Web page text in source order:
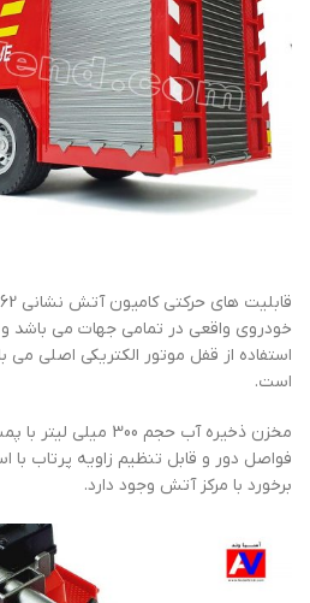
خودروی واقعی در تمامی جهات می باشد
استفاده از قفل موتور الکتریکی اصلی می
است.
مخزن ذخیره آب حجم
فواصل دور و قابل تنظیم زاویه پرتاب با
برخورد با مرکز آتش وجود دارد.